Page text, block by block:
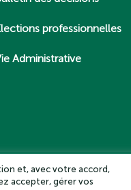
professionnelles
Administrative
et, avec votre accord,
accepter, gérer vos